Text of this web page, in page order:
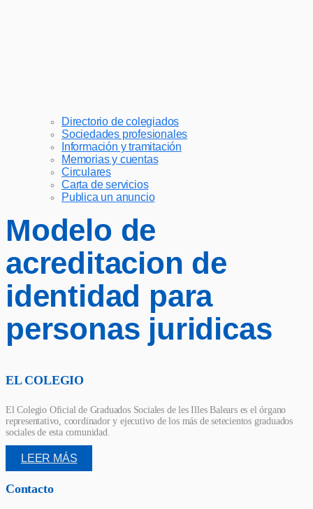
Directorio de colegiados
Sociedades profesionales
Información y tramitación
Memorias y cuentas
Circulares
Carta de servicios
Publica un anuncio
Modelo de
acreditacion de
identidad para
personas juridicas
EL COLEGIO
El Colegio Oficial de Graduados Sociales de les Illes Balears es el órgano
representativo, coordinador y ejecutivo de los más de setecientos graduados
sociales de esta comunidad.
LEER MÁS
Contacto